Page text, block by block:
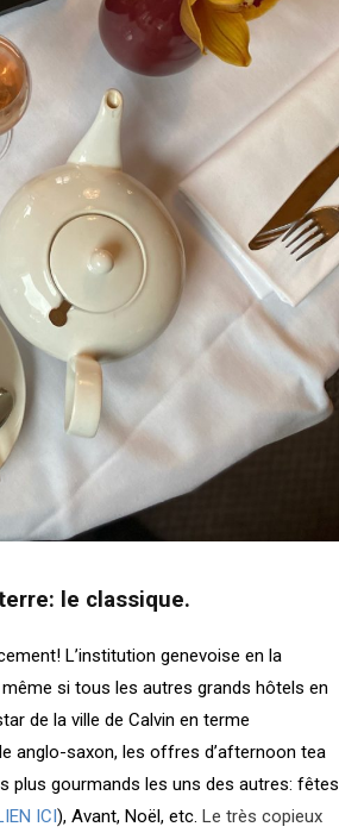
le classique.
L’institution genevoise en la
même si tous les autres grands hôtels en
de la ville de Calvin en terme
anglo-saxon, les offres d’afternoon tea
plus gourmands les uns des autres: fêtes
ICI), Avant, Noël, etc. Le très copieux